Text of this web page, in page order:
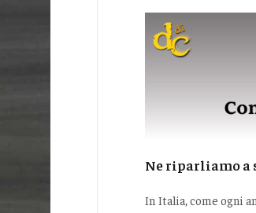
Ne riparliamo a
In Italia, come ogni